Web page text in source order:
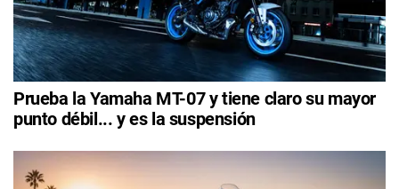
Prueba la Yamaha MT-07 y tiene claro su mayor
punto débil... y es la suspensión